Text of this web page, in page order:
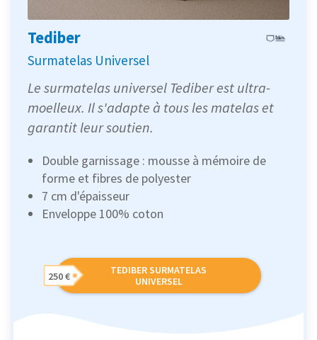
Tediber
Surmatelas Universel
Le surmatelas universel Tediber est ultra-
moelleux. Il s'adapte à tous les matelas et
garantit leur soutien.
Double garnissage : mousse à mémoire de
forme et fibres de polyester
7 cm d'épaisseur
Enveloppe 100% coton
TEDIBER SURMATELAS
UNIVERSEL
250 €